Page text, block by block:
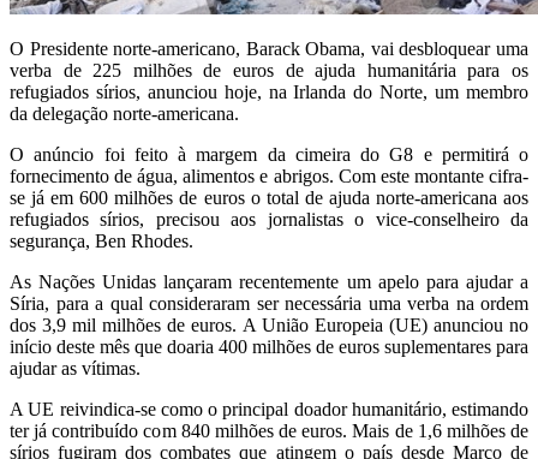
O Presidente norte-americano, Barack Obama, vai desbloquear uma
verba de 225 milhões de euros de ajuda humanitária para os
refugiados sírios, anunciou hoje, na Irlanda do Norte, um membro
da delegação norte-americana.
O anúncio foi feito à margem da cimeira do G8 e permitirá o
fornecimento de água, alimentos e abrigos. Com este montante cifra-
se já em 600 milhões de euros o total de ajuda norte-americana aos
refugiados sírios, precisou aos jornalistas o vice-conselheiro da
segurança, Ben Rhodes.
As Nações Unidas lançaram recentemente um apelo para ajudar a
Síria, para a qual consideraram ser necessária uma verba na ordem
dos 3,9 mil milhões de euros. A União Europeia (UE) anunciou no
início deste mês que doaria 400 milhões de euros suplementares para
ajudar as vítimas.
A UE reivindica-se como o principal doador humanitário, estimando
ter já contribuído com 840 milhões de euros. Mais de 1,6 milhões de
sírios fugiram dos combates que atingem o país desde Março de